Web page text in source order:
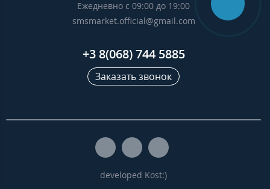
Ежедневно с 09:00 до 19:00
smsmarket.official@gmail.com
+3 8(068) 744 5885
Заказать звонок
developed Kost:)